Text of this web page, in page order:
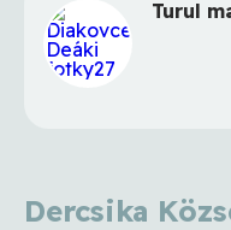
Turul
Dercsika